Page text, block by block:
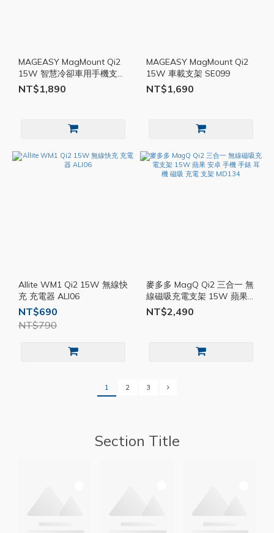
MAGEASY MagMount Qi2
15W 智慧冷卻車用手機支架
SE100
NT$1,890
MAGEASY MagMount Qi2
15W 車載支架 SE099
NT$1,690
Allite WM1 Qi2 15W 無線快
充 充電器 ALI06
NT$690
NT$790
麥多多 MagQ Qi2 三合一 無
線磁吸充電支架 15W 蘋果
安卓 手機 手錶 耳機 磁吸 充
電 支架 MD134
NT$2,490
1 2 3
Section Title